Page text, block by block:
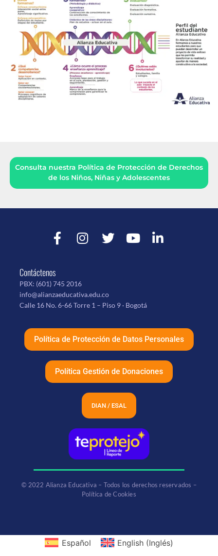
Consulta nuestra Política de Protección de Derechos
de los Niños, Niñas y Adolescentes
Contáctenos
PBX: (601) 745 2016
info@alianzaeducativa.edu.co
Calle 16 No. 6-66 Torre 1 – Piso 9 · Bogotá
Política de Protección de Datos Personales
Política Gestión de Donaciones
DIAN / ESAL
© 2022 Alianza Educativa – Todos los derechos reservados –
Política de Cookies
Español English(Inglés)